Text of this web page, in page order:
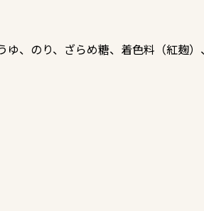
、のり、ざらめ糖、着色料（紅麹）